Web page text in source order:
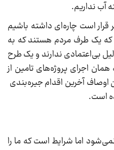
است چاره‌ای داشته باشیم
که یک طرف مردم هستند که به
بی‌اعتمادی ندارند و یک طرح
اجرای پروژه‌های تامین از
اوصاف آخرین اقدام جیره‌بندی
است.
اما شرایط است که ما را